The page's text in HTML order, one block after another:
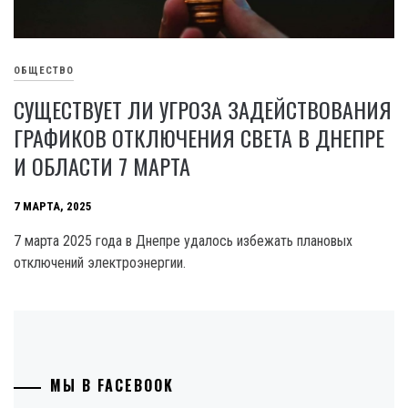
ОБЩЕСТВО
СУЩЕСТВУЕТ ЛИ УГРОЗА ЗАДЕЙСТВОВАНИЯ
ГРАФИКОВ ОТКЛЮЧЕНИЯ СВЕТА В ДНЕПРЕ
И ОБЛАСТИ 7 МАРТА
7 МАРТА, 2025
7 марта 2025 года в Днепре удалось избежать плановых
отключений электроэнергии.
МЫ В FACEBOOK